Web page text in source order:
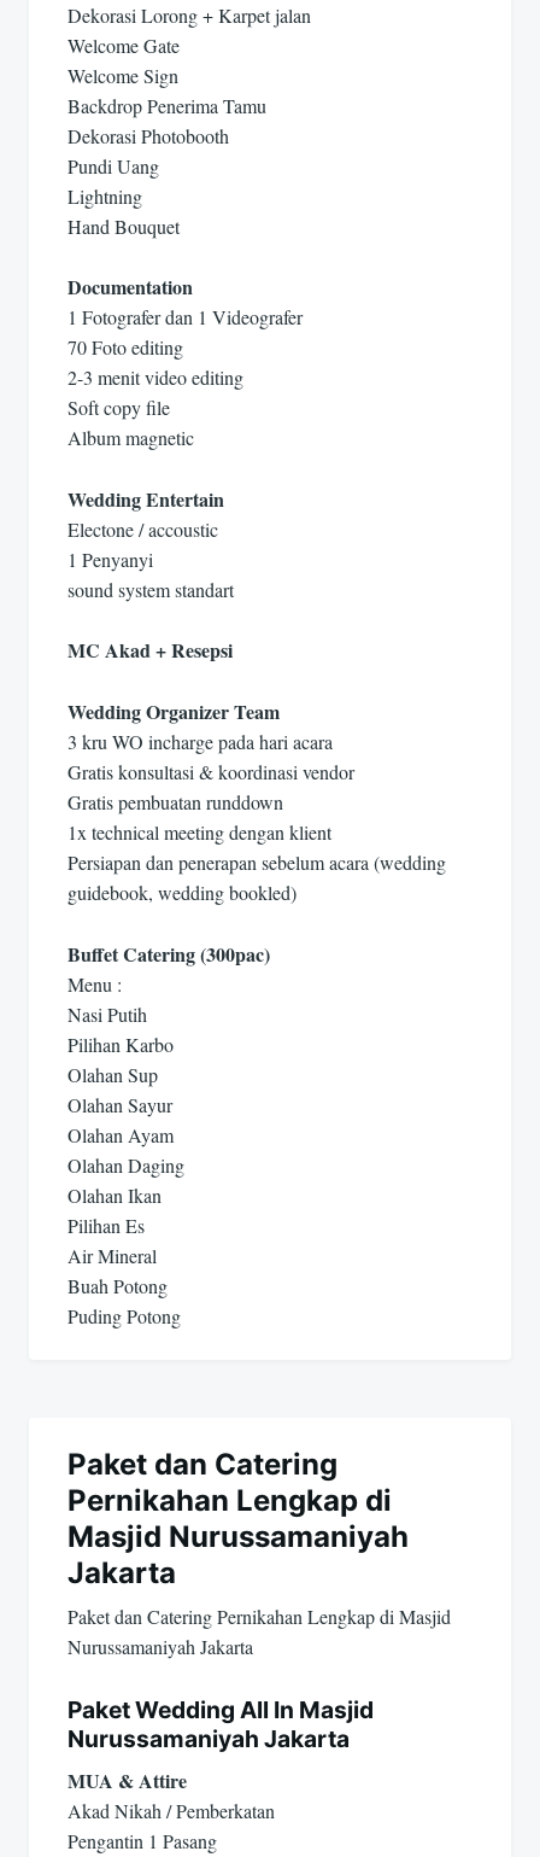
Dekorasi Lorong + Karpet jalan
Welcome Gate
Welcome Sign
Backdrop Penerima Tamu
Dekorasi Photobooth
Pundi Uang
Lightning
Hand Bouquet
Documentation
1 Fotografer dan 1 Videografer
70 Foto editing
2-3 menit video editing
Soft copy file
Album magnetic
Wedding Entertain
Electone / accoustic
1 Penyanyi
sound system standart
MC Akad + Resepsi
Wedding Organizer Team
3 kru WO incharge pada hari acara
Gratis konsultasi & koordinasi vendor
Gratis pembuatan runddown
1x technical meeting dengan klient
Persiapan dan penerapan sebelum acara (wedding
guidebook, wedding bookled)
Buffet Catering (300pac)
Menu :
Nasi Putih
Pilihan Karbo
Olahan Sup
Olahan Sayur
Olahan Ayam
Olahan Daging
Olahan Ikan
Pilihan Es
Air Mineral
Buah Potong
Puding Potong
Paket dan Catering
Pernikahan Lengkap di
Masjid Nurussamaniyah
Jakarta
Paket dan Catering Pernikahan Lengkap di Masjid
Nurussamaniyah Jakarta
Paket Wedding All In Masjid
Nurussamaniyah Jakarta
MUA & Attire
Akad Nikah / Pemberkatan
Pengantin 1 Pasang